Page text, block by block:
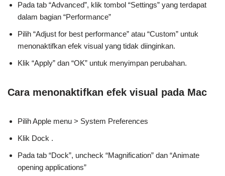
Pada tab “Advanced”, klik tombol “Settings” yang terdapat
dalam bagian “Performance”
Pilih “Adjust for best performance” atau “Custom” untuk
menonaktifkan efek visual yang tidak diinginkan.
Klik “Apply” dan “OK” untuk menyimpan perubahan.
Cara menonaktifkan efek visual pada Mac
Pilih Apple menu > System Preferences
Klik Dock .
Pada tab “Dock”, uncheck “Magnification” dan “Animate
opening applications”